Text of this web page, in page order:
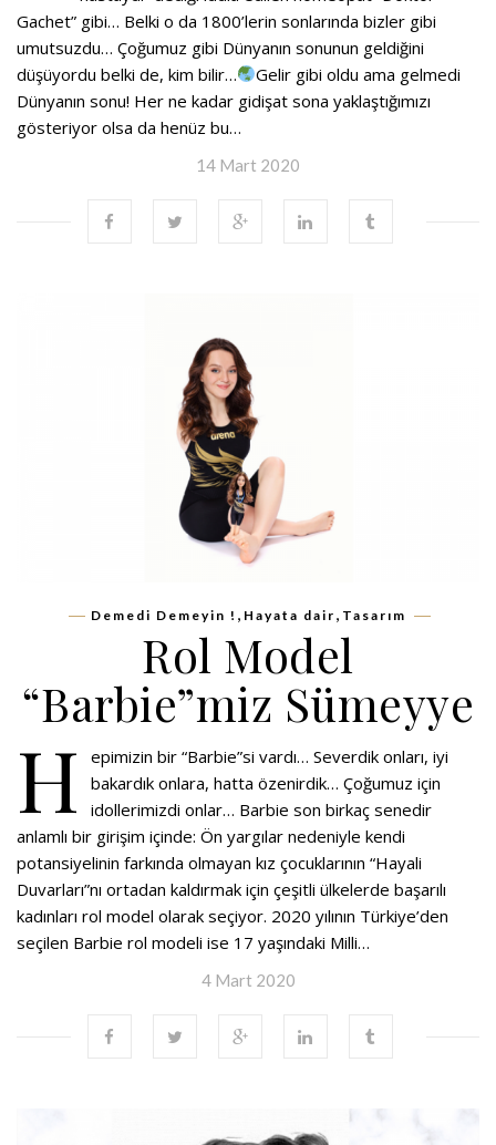
Gachet” gibi… Belki o da 1800’lerin sonlarında bizler gibi
umutsuzdu… Çoğumuz gibi Dünyanın sonunun geldiğini
düşüyordu belki de, kim bilir…
Gelir gibi oldu ama gelmedi
Dünyanın sonu! Her ne kadar gidişat sona yaklaştığımızı
gösteriyor olsa da henüz bu…
14 Mart 2020
Demedi Demeyin ! , Hayata dair , Tasarım
Rol Model
“Barbie”miz Sümeyye
H
epimizin bir “Barbie”si vardı… Severdik onları, iyi
bakardık onlara, hatta özenirdik… Çoğumuz için
idollerimizdi onlar… Barbie son birkaç senedir
anlamlı bir girişim içinde: Ön yargılar nedeniyle kendi
potansiyelinin farkında olmayan kız çocuklarının “Hayali
Duvarları”nı ortadan kaldırmak için çeşitli ülkelerde başarılı
kadınları rol model olarak seçiyor. 2020 yılının Türkiye’den
seçilen Barbie rol modeli ise 17 yaşındaki Milli…
4 Mart 2020